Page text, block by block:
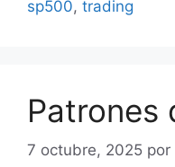
sp500, trading
Patrones
7 octubre, 2025 por